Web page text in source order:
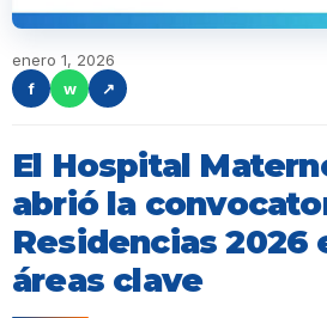
enero 1, 2026
f
w ↗
El Hospital
abrió la
Residencias 2026
áreas clave